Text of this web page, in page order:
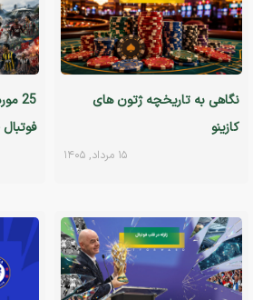
نگاهی به تاریخچه ژتون های
کازینو
۱۵ مرداد, ۱۴۰۵
25